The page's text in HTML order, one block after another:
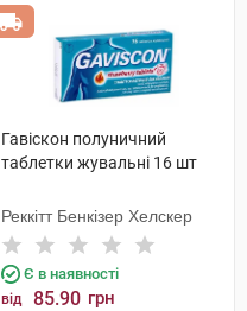
Гавіскон полуничний
таблетки жувальні 16 шт
Реккітт Бенкізер Хелскер
Є в наявності
від 85.90 грн